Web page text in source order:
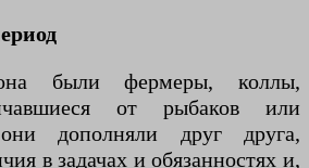
были фермеры, коллы,
от рыбаков или
дополняли друг друга,
в задачах и обязанностях и,